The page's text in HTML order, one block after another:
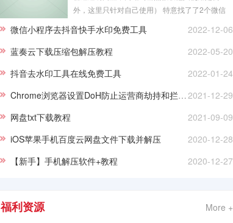
外，这里只针对自己使用） 特意找了了2个微信
2022-12-06
微信小程序去抖音快手水印免费工具
2022-05-20
蓝奏云下载压缩包解压教程
2022-01-24
抖音去水印工具在线免费工具
2021-12-29
Chrome浏览器设置DoH防止运营商劫持和拦截广告教程
2021-09-09
网盘txt下载教程
2020-12-28
iOS苹果手机百度云网盘文件下载并解压
2020-12-27
【新手】手机解压软件+教程
福利资源 More +